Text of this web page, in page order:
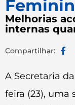
Melhorias
internas
Compartilhar:
A Secretaria
feira (23), uma